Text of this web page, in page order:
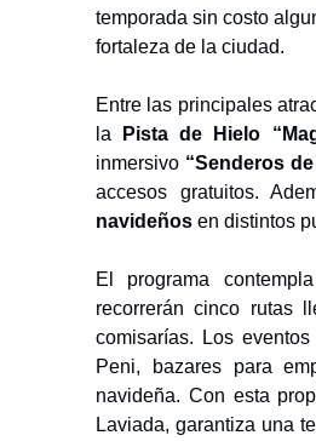
temporada sin costo
fortaleza de la ciudad.
Entre las principales
la
Pista de Hielo
inmersivo “Senderos
accesos gratuitos.
navideños en distintos
El programa
recorrerán cinco rutas
comisarías. Los
Peni, bazares para
navideña. Con esta
Laviada, garantiza una